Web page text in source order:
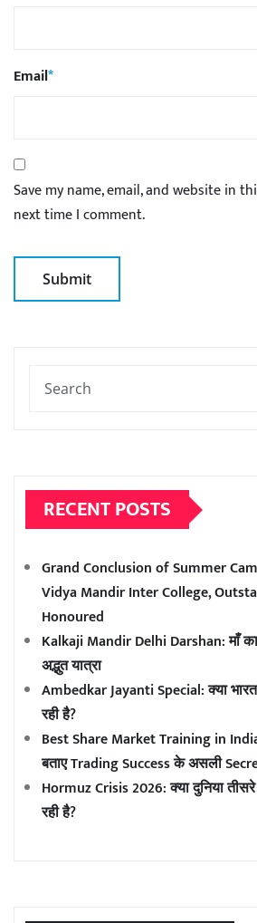
Email*
Save my name, email, and website in
next time I comment.
RECENT POSTS
Grand Conclusion of Summer
Vidya Mandir Inter College,
Honoured
Kalkaji Mandir Delhi Darshan: माँ
अद्भुत यात्रा
Ambedkar Jayanti Special: क्या
रही है?
Best Share Market Training in
बताए Trading Success के असली
Hormuz Crisis 2026: क्या दुनिया
रही है?